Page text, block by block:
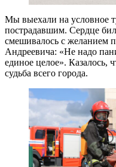
Мы выехали на условное
пострадавшим. Сердце
смешивалось с желанием
Андреевича: «Не надо
единое целое». Казалось,
судьба всего города.